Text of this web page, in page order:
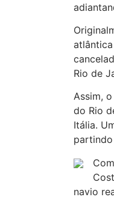
Rio de
Assim,
do Rio
Itália.
navio